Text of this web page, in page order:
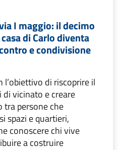
I maggio: il decimo
di Carlo diventa
e condivisione
l’obiettivo di riscoprire il
vicinato e creare
tra persone che
spazi e quartieri,
conoscere chi vive
a costruire